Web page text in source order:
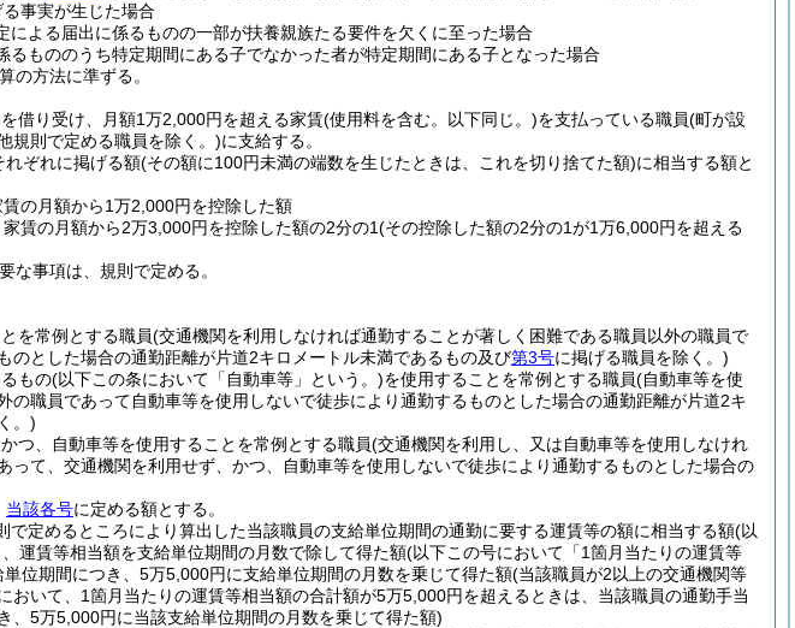
る事実が生じた場合
による届出に係るものの一部が扶養親族たる要件を欠くに至った場合
るもののうち特定期間にある子でなかった者が特定期間にある子となった場合
の方法に準ずる。
を借り受け、月額1万2,000円を超える家賃(使用料を含む。以下同じ。)を支払っている職員(町が設
規則で定める職員を除く。)に支給する。
れぞれに掲げる額(その額に100円未満の端数を生じたときは、これを切り捨てた額)に相当する額と
の月額から1万2,000円を控除した額
賃の月額から2万3,000円を控除した額の2分の1(その控除した額の2分の1が1万6,000円を超える
な事項は、規則で定める。
を常例とする職員(交通機関を利用しなければ通勤することが著しく困難である職員以外の職員で
のとした場合の通勤距離が片道2キロメートル未満であるもの及び第3号に掲げる職員を除く。)
もの(以下この条において「自動車等」という。)を使用することを常例とする職員(自動車等を使
の職員であって自動車等を使用しないで徒歩により通勤するものとした場合の通勤距離が片道2キ
。)
つ、自動車等を使用することを常例とする職員(交通機関を利用し、又は自動車等を使用しなけれ
って、交通機関を利用せず、かつ、自動車等を使用しないで徒歩により通勤するものとした場合の
当該各号に定める額とする。
定めるところにより算出した当該職員の支給単位期間の通勤に要する運賃等の額に相当する額(以
運賃等相当額を支給単位期間の月数で除して得た額(以下この号において「1箇月当たりの運賃等
位期間につき、5万5,000円に支給単位期間の月数を乗じて得た額(当該職員が2以上の交通機関等
おいて、1箇月当たりの運賃等相当額の合計額が5万5,000円を超えるときは、当該職員の通勤手当
、5万5,000円に当該支給単位期間の月数を乗じて得た額)